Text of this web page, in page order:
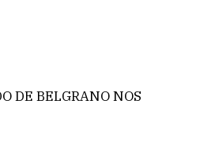
DE BELGRANO NOS